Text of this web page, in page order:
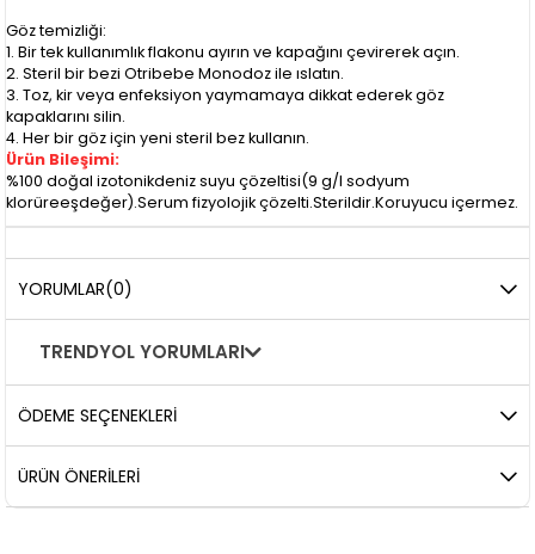
Göz temizliği:
1. Bir tek kullanımlık flakonu ayırın ve kapağını çevirerek açın.
2. Steril bir bezi Otribebe Monodoz ile ıslatın.
3. Toz, kir veya enfeksiyon yaymamaya dikkat ederek göz
kapaklarını silin.
4. Her bir göz için yeni steril bez kullanın.
Ürün Bileşimi:
%100 doğal izotonikdeniz suyu çözeltisi(9 g/l sodyum
klorüreeşdeğer).Serum fizyolojik çözelti.Sterildir.Koruyucu içermez.
YORUMLAR(0)
TRENDYOL YORUMLARI
ÖDEME SEÇENEKLERI
ÜRÜN ÖNERILERI